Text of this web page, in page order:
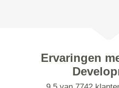
Ervaringen